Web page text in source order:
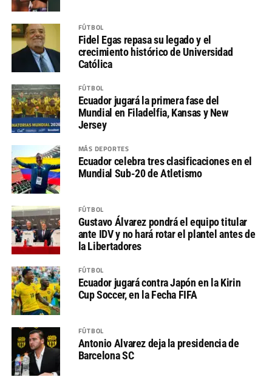
FÚTBOL
Fidel Egas repasa su legado y el
crecimiento histórico de Universidad
Católica
FÚTBOL
Ecuador jugará la primera fase del
Mundial en Filadelfia, Kansas y New
Jersey
MÁS DEPORTES
Ecuador celebra tres clasificaciones en el
Mundial Sub-20 de Atletismo
FÚTBOL
Gustavo Álvarez pondrá el equipo titular
ante IDV y no hará rotar el plantel antes de
la Libertadores
FÚTBOL
Ecuador jugará contra Japón en la Kirin
Cup Soccer, en la Fecha FIFA
FÚTBOL
Antonio Alvarez deja la presidencia de
Barcelona SC